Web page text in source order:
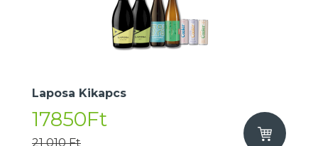
Laposa Kikapcs
17850Ft
21 010 Ft